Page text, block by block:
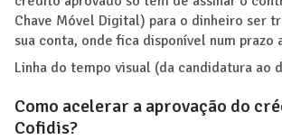
Chave Móvel Digital) para o dinheiro ser
sua conta, onde fica disponível num prazo
Linha do tempo visual (da candidatura ao
Como acelerar a aprovação do
Cofidis?